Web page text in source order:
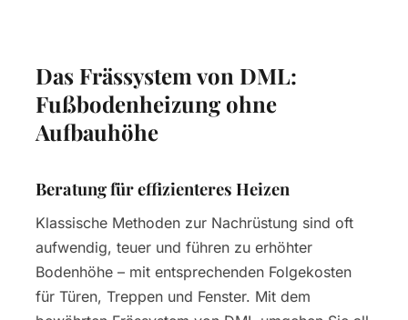
Das Frässystem von DML:
Fußbodenheizung ohne
Aufbauhöhe
Beratung für effizienteres Heizen
Klassische Methoden zur Nachrüstung sind oft
aufwendig, teuer und führen zu erhöhter
Bodenhöhe – mit entsprechenden Folgekosten
für Türen, Treppen und Fenster. Mit dem